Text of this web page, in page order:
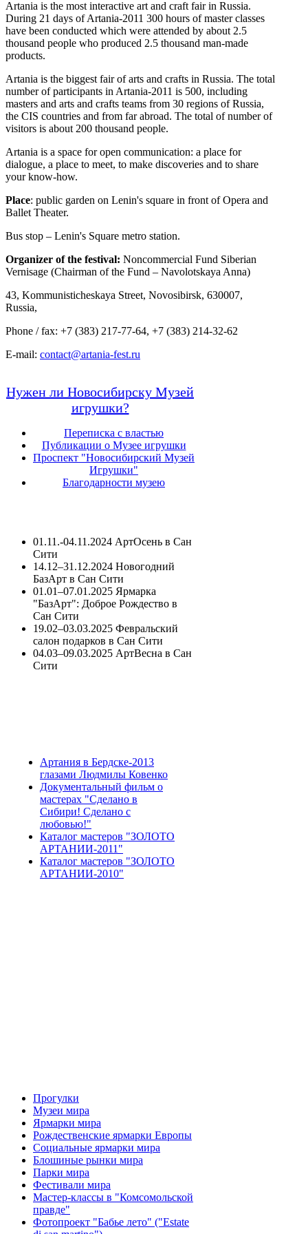
Artania is the most interactive art and craft fair in Russia.
During 21 days of Artania-2011 300 hours of master classes
have been conducted which were attended by about 2.5
thousand people who produced 2.5 thousand man-made
products.
Artania is the biggest fair of arts and crafts in Russia. The total
number of participants in Artania-2011 is 500, including
masters and arts and crafts teams from 30 regions of Russia,
the CIS countries and from far abroad. The total of number of
visitors is about 200 thousand people.
Artania is a space for open communication: a place for
dialogue, a place to meet, to make discoveries and to share
your know-how.
Place: public garden on Lenin's square in front of Opera and
Ballet Theater.
Bus stop – Lenin's Square metro station.
Organizer of the festival: Noncommercial Fund Siberian
Vernisage (Chairman of the Fund – Navolotskaya Anna)
43, Kommunisticheskaya Street, Novosibirsk, 630007,
Russia,
Phone / fax: +7 (383) 217-77-64, +7 (383) 214-32-62
E-mail: contact@artania-fest.ru
Нужен ли Новосибирску Музей
игрушки?
Переписка с властью
Публикации о Музее игрушки
Проспект "Новосибирский Музей
Игрушки"
Благодарности музею
01.11.-04.11.2024 АртОсень в Сан
Сити
14.12–31.12.2024 Новогодний
БазАрт в Сан Сити
01.01–07.01.2025 Ярмарка
"БазАрт": Доброе Рождество в
Сан Сити
19.02–03.03.2025 Февральский
салон подарков в Сан Сити
04.03–09.03.2025 АртВесна в Сан
Сити
Артания в Бердске-2013
глазами Людмилы Ковенко
Документальный фильм о
мастерах "Сделано в
Сибири! Сделано с
любовью!"
Каталог мастеров "ЗОЛОТО
АРТАНИИ-2011"
Каталог мастеров "ЗОЛОТО
АРТАНИИ-2010"
Прогулки
Музеи мира
Ярмарки мира
Рождественские ярмарки Европы
Социальные ярмарки мира
Блошиные рынки мира
Парки мира
Фестивали мира
Мастер-классы в "Комсомольской
правде"
Фотопроект "Бабье лето" ("Еstate